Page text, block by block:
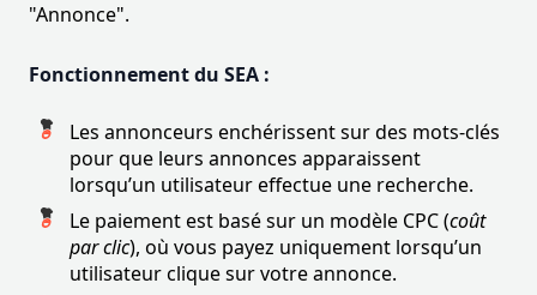
"Annonce".
Fonctionnement du SEA :
Les annonceurs enchérissent sur des mots-clés
pour que leurs annonces apparaissent
lorsqu’un utilisateur effectue une recherche.
Le paiement est basé sur un modèle CPC (coût
par clic), où vous payez uniquement lorsqu’un
utilisateur clique sur votre annonce.